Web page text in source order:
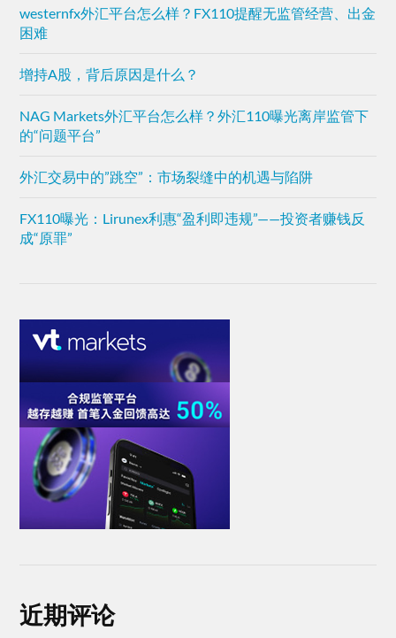
westernfx外汇平台怎么样？FX110提醒无监管经营、出金
困难
增持A股，背后原因是什么？
NAG Markets外汇平台怎么样？外汇110曝光离岸监管下
的“问题平台”
外汇交易中的”跳空”：市场裂缝中的机遇与陷阱
FX110曝光：Lirunex利惠“盈利即违规”——投资者赚钱反
成“原罪”
近期评论